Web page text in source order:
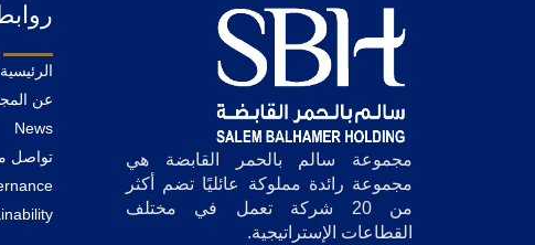
مجموعة سالم بالحمر القابضة هي
مجموعة رائدة مملوكة عائليًا تضم أكثر
من 20 شركة تعمل في مختلف
القطاعات الإستراتيجية.
الرئيسية
عن
News
تواصل